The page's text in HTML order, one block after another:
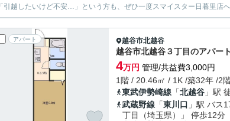
「引越したいけど不安…」という方も、ぜひ一度スマイスター日暮里店
アパート 越谷市北越谷
越谷市北越谷３丁目のアパート
4万円 管理/共益費3,000円
1階 / 20.46㎡ / 1K /築32年 /2
東武伊勢崎線 「北越谷 」駅
武蔵野線 「東川口 」駅 バス
丁目（埼玉県）」 停歩12分